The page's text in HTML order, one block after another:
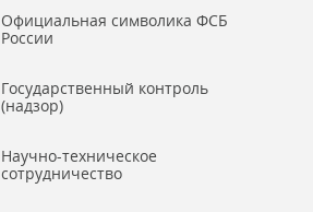
Официальная символика ФСБ
России
Государственный контроль
(надзор)
Научно-техническое
сотрудничество